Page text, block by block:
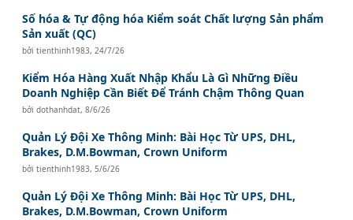
Số hóa & Tự động hóa Kiểm soát Chất lượng Sản phẩm
Sản xuất (QC)
bởitienthinh1983,24/7/26
Kiểm Hóa Hàng Xuất Nhập Khẩu Là Gì Những Điều
Doanh Nghiệp Cần Biết Để Tránh Chậm Thông Quan
bởidothanhdat,8/6/26
Quản Lý Đội Xe Thông Minh: Bài Học Từ UPS, DHL,
Brakes, D.M.Bowman, Crown Uniform
bởitienthinh1983,5/6/26
Quản Lý Đội Xe Thông Minh: Bài Học Từ UPS, DHL,
Brakes, D.M.Bowman, Crown Uniform